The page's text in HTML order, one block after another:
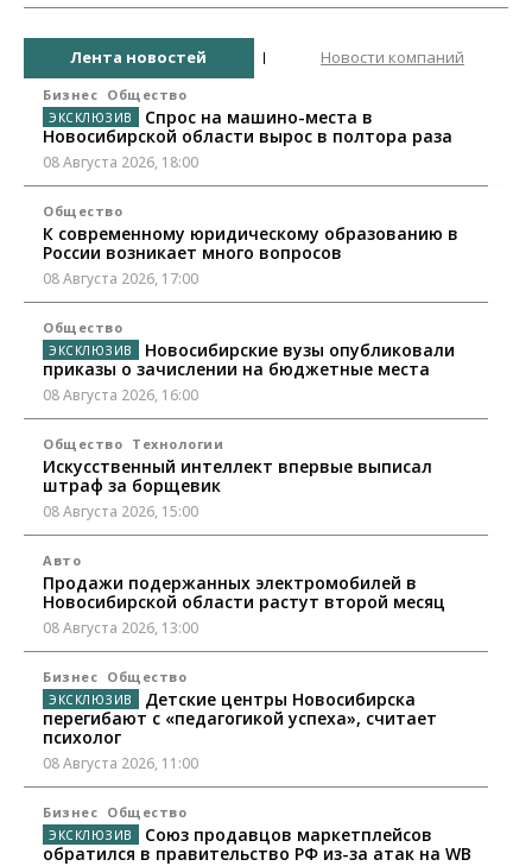
Лента новостей Новости компаний
Бизнес Общество
Спрос на машино-места в
Новосибирской области вырос в полтора раза
08 Августа 2026, 18:00
Общество
К современному юридическому образованию в
России возникает много вопросов
08 Августа 2026, 17:00
Общество
Новосибирские вузы опубликовали
приказы о зачислении на бюджетные места
08 Августа 2026, 16:00
Общество Технологии
Искусственный интеллект впервые выписал
штраф за борщевик
08 Августа 2026, 15:00
Авто
Продажи подержанных электромобилей в
Новосибирской области растут второй месяц
08 Августа 2026, 13:00
Бизнес Общество
Детские центры Новосибирска
перегибают с «педагогикой успеха», считает
психолог
08 Августа 2026, 11:00
Бизнес Общество
Союз продавцов маркетплейсов
обратился в правительство РФ из-за атак на WB